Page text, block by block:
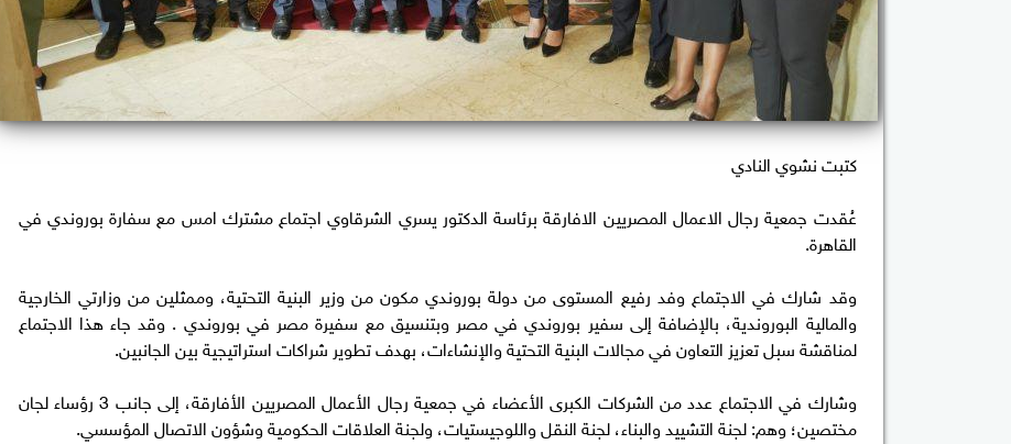
كتبت نشوي النادي
عُقدت جمعية رجال الاعمال المصريين الافارقة برئاسة الدكتور يسري الشرقاوي اجتماع مشترك امس مع سفارة بوروندي في
القاهرة.
وقد شارك في الاجتماع وفد رفيع المستوى من دولة بوروندي مكون من وزير البنية التحتية، وممثلين من وزارتي الخارجية
والمالية البوروندية، بالإضافة إلى سفير بوروندي في مصر وبتنسيق مع سفيرة مصر في بوروندي . وقد جاء هذا الاجتماع
لمناقشة سبل تعزيز التعاون في مجالات البنية التحتية والإنشاءات، بهدف تطوير شراكات استراتيجية بين الجانبين.
وشارك في الاجتماع عدد من الشركات الكبرى الأعضاء في جمعية رجال الأعمال المصريين الأفارقة، إلى جانب 3 رؤساء لجان
مختصين؛ وهم: لجنة التشييد والبناء، لجنة النقل واللوجيستيات، ولجنة العلاقات الحكومية وشؤون الاتصال المؤسسي.